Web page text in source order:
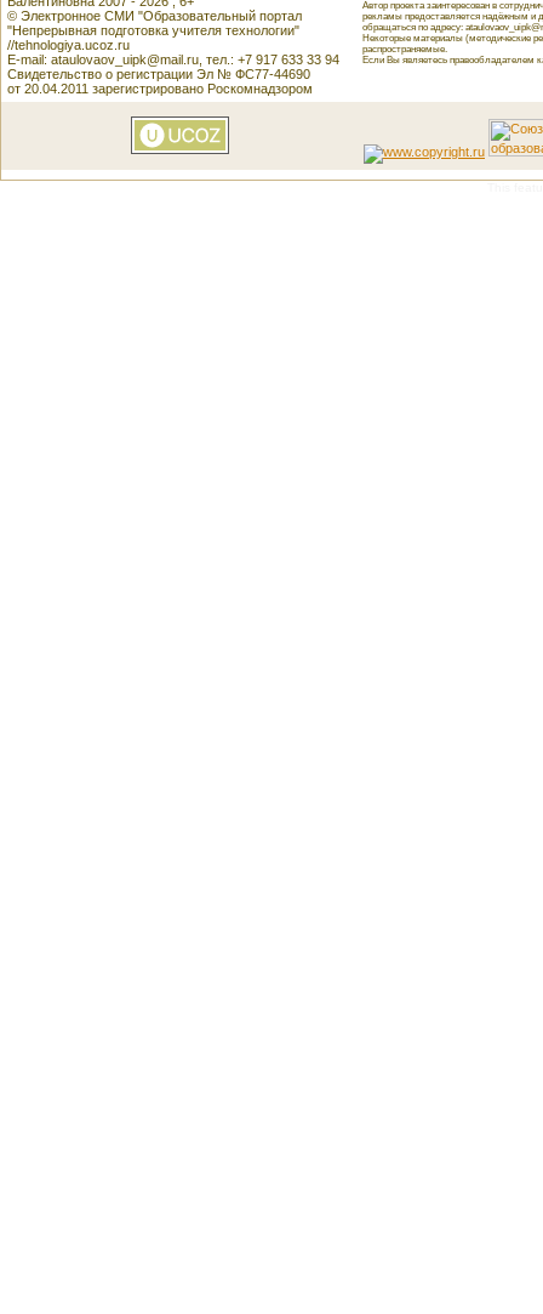
© Электронное СМИ "Образовательный портал
"Непрерывная подготовка учителя технологии"
//tehnologiya.ucoz.ru
E-mail: ataulovaov_uipk@mail.ru, тел.: +7 917 633 33 94
Свидетельство о регистрации Эл № ФС77-44690
от 20.04.2011 зарегистрировано Роскомнадзором
Автор проекта заинтересован в
рекламы предоставляется надёжным и
обращаться по адресу:
Некоторые материалы (методические
распространяемые.
Если Вы являетесь правообладателем